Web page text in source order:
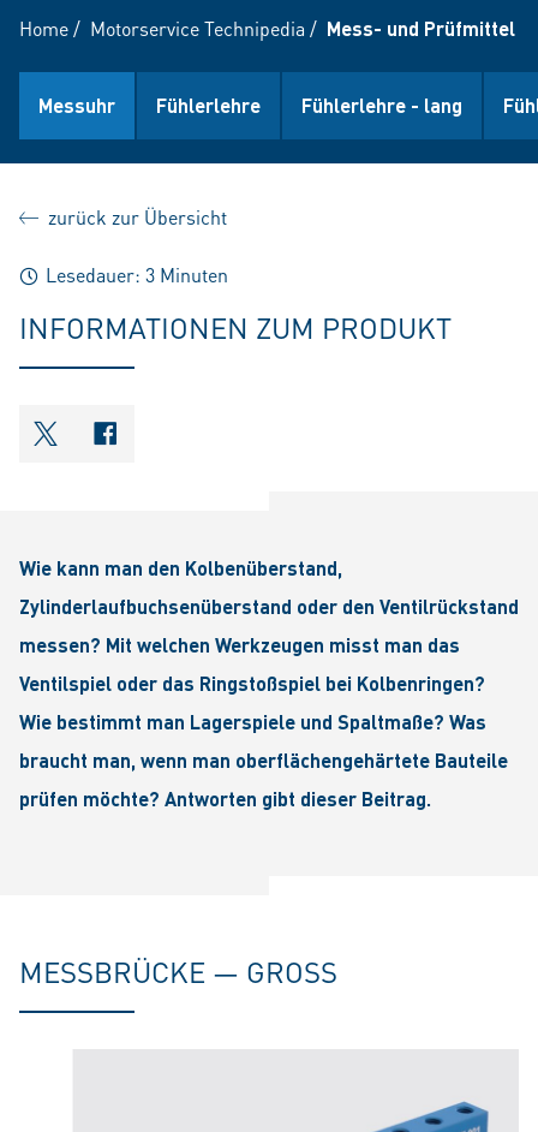
Home/ Motorservice Technipedia / Mess- und Prüfmittel
Messuhr Fühlerlehre Fühlerlehre - lang
zurück zur Übersicht
Lesedauer: 3 Minuten
INFORMATIONEN ZUM PRODUKT
shareOntwitter
shareOnfacebook
Wie kann man den Kolbenüberstand,
Zylinderlaufbuchsenüberstand oder den Ventilrückstand
messen? Mit welchen Werkzeugen misst man das
Ventilspiel oder das Ringstoßspiel bei Kolbenringen?
Wie bestimmt man Lagerspiele und Spaltmaße? Was
braucht man, wenn man oberflächengehärtete Bauteile
prüfen möchte? Antworten gibt dieser Beitrag.
MESSBRÜCKE — GROSS